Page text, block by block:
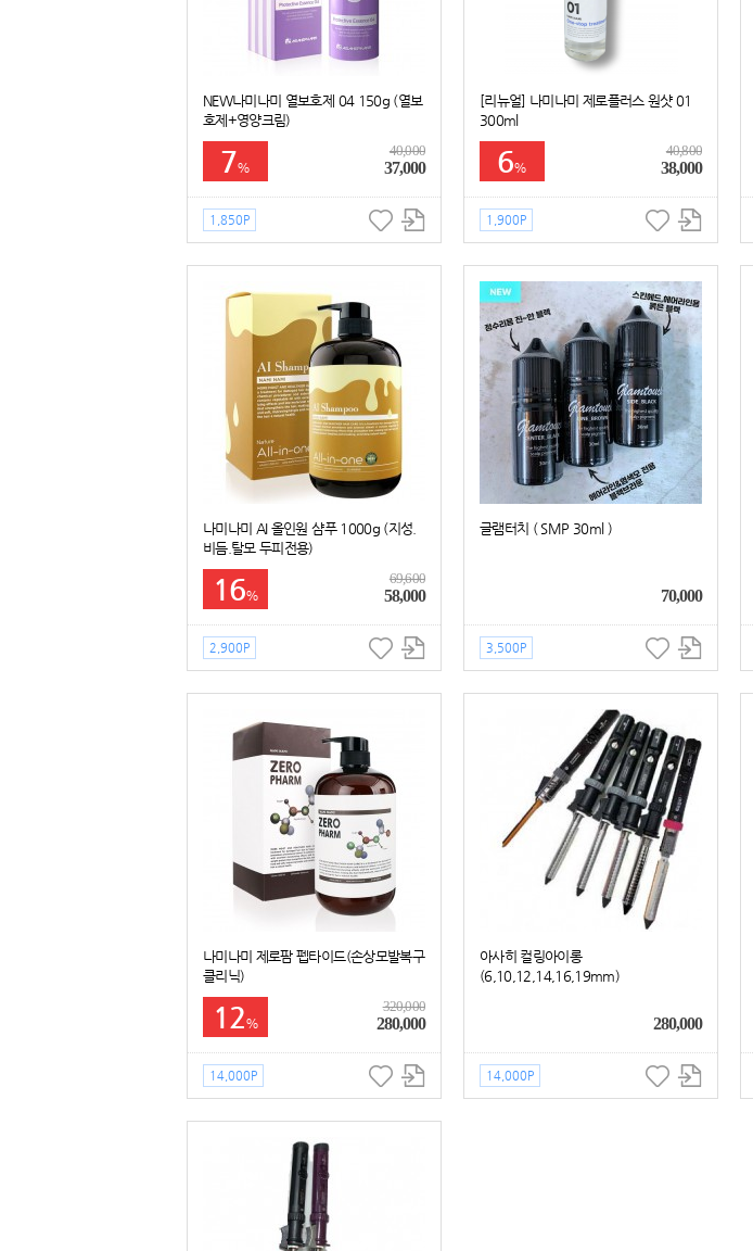
NEW나미나미 열보호제 04 150g (열보
호제+영양크림)
7%
40,000
37,000
1,850P
[리뉴얼] 나미나미 제로플러스 원샷 01
300ml
6%
40,800
38,000
1,900P
나미나미 AI 올인원 샴푸 1000g (지성.
비듬.탈모 두피전용)
16%
69,600
58,000
2,900P
글램터치 ( SMP 30ml )
70,000
3,500P
나미나미 제로팜 펩타이드(손상모발복구
클리닉)
12%
320,000
280,000
14,000P
아사히 컬링아이롱
(6,10,12,14,16,19mm)
280,000
14,000P